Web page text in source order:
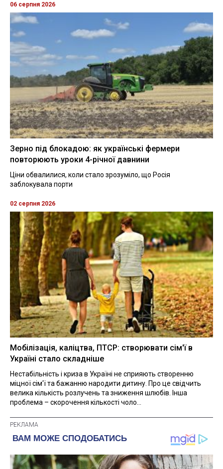
06 серпня 2026
Зерно під блокадою: як українські фермери
повторюють уроки 4-річної давнини
Ціни обвалилися, коли стало зрозуміло, що Росія
заблокувала порти
02 серпня 2026
Мобілізація, каліцтва, ПТСР: створювати сім'ї в
Україні стало складніше
Нестабільність і криза в Україні не сприяють створенню
міцної сім'ї та бажанню народити дитину. Про це свідчить
велика кількість розлучень та зниження шлюбів. Інша
проблема – скорочення кількості чоло...